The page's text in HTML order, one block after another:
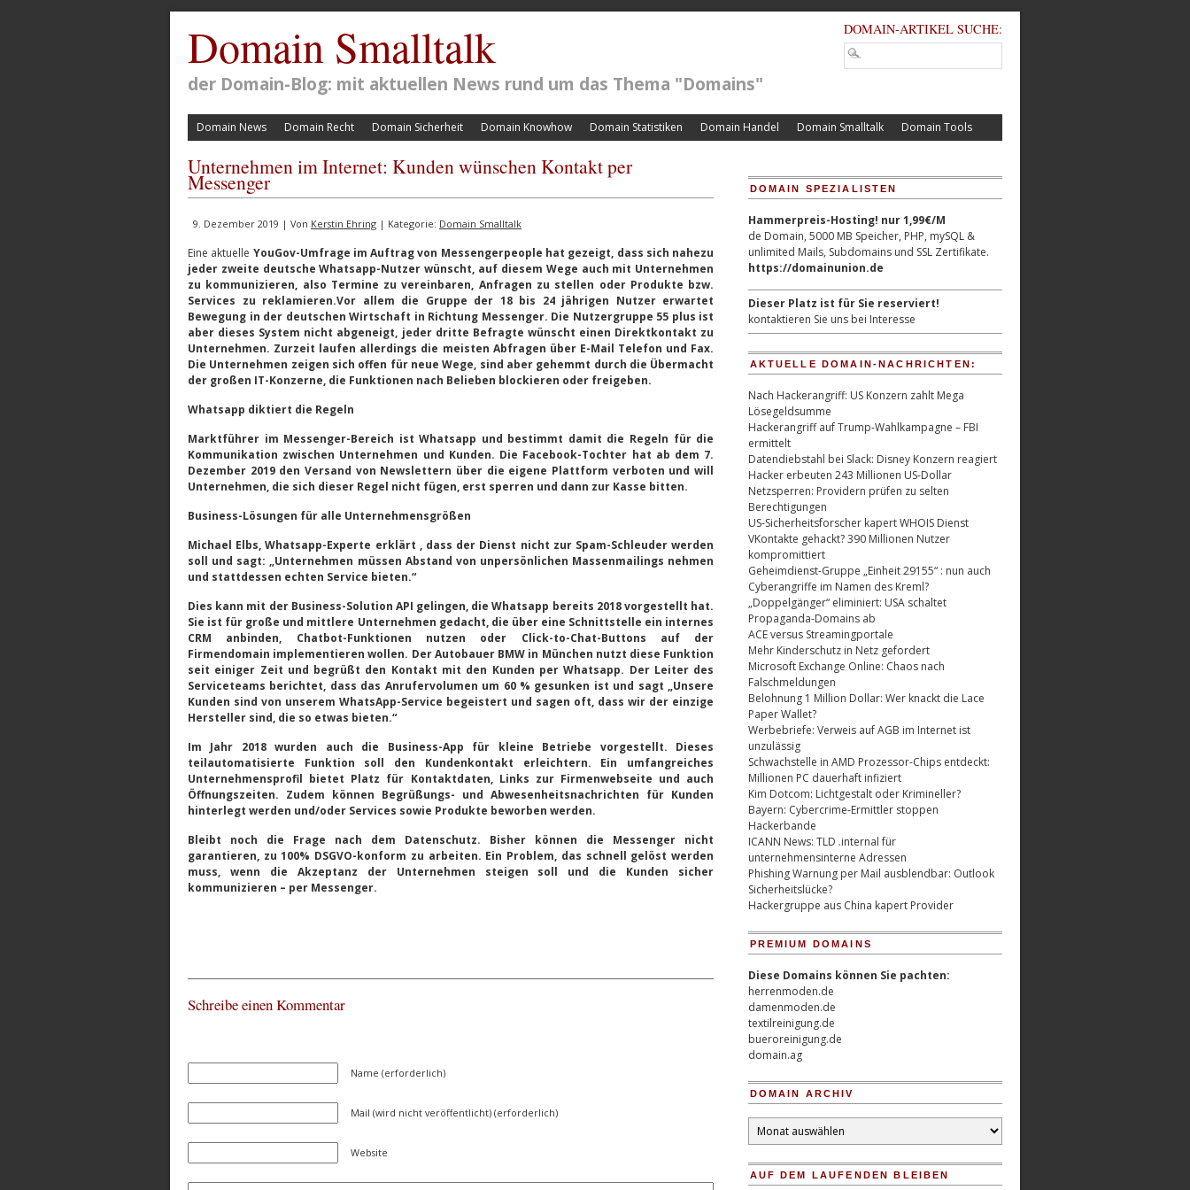
Domain Smalltalk
der Domain-Blog: mit aktuellen News rund um das Thema "Domains"
DOMAIN-ARTIKEL SUCHE:
Domain News Domain Recht Domain Sicherheit Domain Knowhow Domain Statistiken Domain Handel Domain Smalltalk Domain Tools
Unternehmen im Internet: Kunden wünschen Kontakt per
Messenger
9. Dezember 2019 | Von Kerstin Ehring | Kategorie: Domain Smalltalk
Eine aktuelle YouGov-Umfrage im Auftrag von Messengerpeople hat gezeigt, dass sich nahezu
jeder zweite deutsche Whatsapp-Nutzer wünscht, auf diesem Wege auch mit Unternehmen
zu kommunizieren, also Termine zu vereinbaren, Anfragen zu stellen oder Produkte bzw.
Services zu reklamieren.Vor allem die Gruppe der 18 bis 24 jährigen Nutzer erwartet
Bewegung in der deutschen Wirtschaft in Richtung Messenger. Die Nutzergruppe 55 plus ist
aber dieses System nicht abgeneigt, jeder dritte Befragte wünscht einen Direktkontakt zu
Unternehmen. Zurzeit laufen allerdings die meisten Abfragen über E-Mail Telefon und Fax.
Die Unternehmen zeigen sich offen für neue Wege, sind aber gehemmt durch die Übermacht
der großen IT-Konzerne, die Funktionen nach Belieben blockieren oder freigeben.
Whatsapp diktiert die Regeln
Marktführer im Messenger-Bereich ist Whatsapp und bestimmt damit die Regeln für die
Kommunikation zwischen Unternehmen und Kunden. Die Facebook-Tochter hat ab dem 7.
Dezember 2019 den Versand von Newslettern über die eigene Plattform verboten und will
Unternehmen, die sich dieser Regel nicht fügen, erst sperren und dann zur Kasse bitten.
Business-Lösungen für alle Unternehmensgrößen
Michael Elbs, Whatsapp-Experte erklärt , dass der Dienst nicht zur Spam-Schleuder werden
soll und sagt: „Unternehmen müssen Abstand von unpersönlichen Massenmailings nehmen
und stattdessen echten Service bieten.“
Dies kann mit der Business-Solution API gelingen, die Whatsapp bereits 2018 vorgestellt hat.
Sie ist für große und mittlere Unternehmen gedacht, die über eine Schnittstelle ein internes
CRM anbinden, Chatbot-Funktionen nutzen oder Click-to-Chat-Buttons auf der
Firmendomain implementieren wollen. Der Autobauer BMW in München nutzt diese Funktion
seit einiger Zeit und begrüßt den Kontakt mit den Kunden per Whatsapp. Der Leiter des
Serviceteams berichtet, dass das Anrufervolumen um 60 % gesunken ist und sagt „Unsere
Kunden sind von unserem WhatsApp-Service begeistert und sagen oft, dass wir der einzige
Hersteller sind, die so etwas bieten.“
Im Jahr 2018 wurden auch die Business-App für kleine Betriebe vorgestellt. Dieses
teilautomatisierte Funktion soll den Kundenkontakt erleichtern. Ein umfangreiches
Unternehmensprofil bietet Platz für Kontaktdaten, Links zur Firmenwebseite und auch
Öffnungszeiten. Zudem können Begrüßungs- und Abwesenheitsnachrichten für Kunden
hinterlegt werden und/oder Services sowie Produkte beworben werden.
Bleibt noch die Frage nach dem Datenschutz. Bisher können die Messenger nicht
garantieren, zu 100% DSGVO-konform zu arbeiten. Ein Problem, das schnell gelöst werden
muss, wenn die Akzeptanz der Unternehmen steigen soll und die Kunden sicher
kommunizieren – per Messenger.
Schreibe einen Kommentar
Name (erforderlich)
Mail (wird nicht veröffentlicht) (erforderlich)
Website
DOMAIN SPEZIALISTEN
Hammerpreis-Hosting! nur 1,99€/M
de Domain, 5000 MB Speicher, PHP, mySQL &
unlimited Mails, Subdomains und SSL Zertifikate.
https://domainunion.de
Dieser Platz ist für Sie reserviert!
kontaktieren Sie uns bei Interesse
AKTUELLE DOMAIN-NACHRICHTEN:
Nach Hackerangriff: US Konzern zahlt Mega
Lösegeldsumme
Hackerangriff auf Trump-Wahlkampagne – FBI
ermittelt
Datendiebstahl bei Slack: Disney Konzern reagiert
Hacker erbeuten 243 Millionen US-Dollar
Netzsperren: Providern prüfen zu selten
Berechtigungen
US-Sicherheitsforscher kapert WHOIS Dienst
VKontakte gehackt? 390 Millionen Nutzer
kompromittiert
Geheimdienst-Gruppe „Einheit 29155“ : nun auch
Cyberangriffe im Namen des Kreml?
„Doppelgänger“ eliminiert: USA schaltet
Propaganda-Domains ab
ACE versus Streamingportale
Mehr Kinderschutz in Netz gefordert
Microsoft Exchange Online: Chaos nach
Falschmeldungen
Belohnung 1 Million Dollar: Wer knackt die Lace
Paper Wallet?
Werbebriefe: Verweis auf AGB im Internet ist
unzulässig
Schwachstelle in AMD Prozessor-Chips entdeckt:
Millionen PC dauerhaft infiziert
Kim Dotcom: Lichtgestalt oder Krimineller?
Bayern: Cybercrime-Ermittler stoppen
Hackerbande
ICANN News: TLD .internal für
unternehmensinterne Adressen
Phishing Warnung per Mail ausblendbar: Outlook
Sicherheitslücke?
Hackergruppe aus China kapert Provider
PREMIUM DOMAINS
Diese Domains können Sie pachten:
herrenmoden.de
damenmoden.de
textilreinigung.de
bueroreinigung.de
domain.ag
DOMAIN ARCHIV
Domain
Archiv
AUF DEM LAUFENDEN BLEIBEN